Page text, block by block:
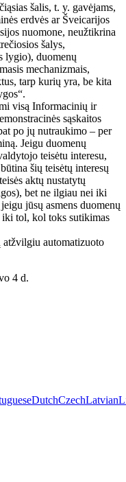
šalis, t. y. gavėjams,
erdvės ar Šveicarijos
nuomone, neužtikrina
šalys,
lygio), duomenų
mechanizmais,
tarp kurių yra, be kita
visą Informacinių ir
sąskaitos
po jų nutraukimo – per
Jeigu duomenų
teisėtu interesu,
šių teisėtų interesų
aktų nustatytų
bet ne ilgiau nei iki
jūsų asmens duomenų
tol, kol toks sutikimas
automatizuoto
4 d.
DutchCzechLatvian